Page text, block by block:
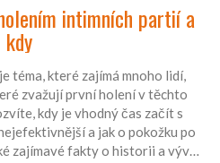
intimních partií a
kdy
téma, které zajímá mnoho lidí,
zvažují první holení v těchto
kdy je vhodný čas začít s
a jak o pokožku po
zajímavé fakty o historii a vývoji